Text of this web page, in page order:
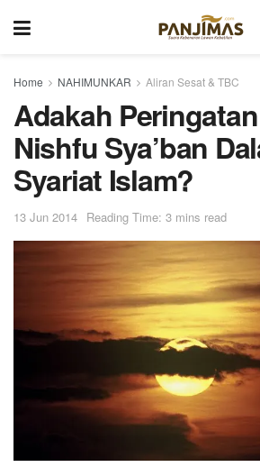
Home NAHIMUNKAR Aliran Sesat & TBC
Adakah
Nishfu Sya’ban
Syariat Islam?
13 Jun 2014 Reading Time: 3 mins read